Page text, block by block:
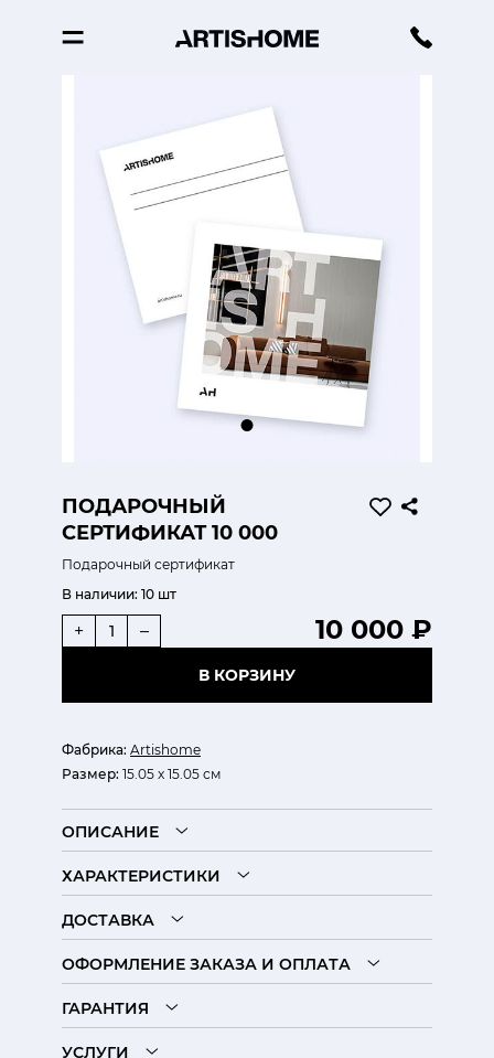
ПОДАРОЧНЫЙ
СЕРТИФИКАТ 10 000
Подарочный сертификат
Фабрика: Artishome
Размер: 15.05 x 15.05 см
В наличии: 10 шт
10 000 ₽
+ –
В КОРЗИНУ
ОПИСАНИЕ
ХАРАКТЕРИСТИКИ
ДОСТАВКА
ОФОРМЛЕНИЕ ЗАКАЗА И ОПЛАТА
ГАРАНТИЯ
УСЛУГИ